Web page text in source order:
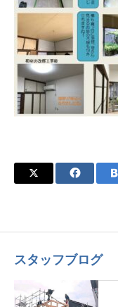
スタッフブログ